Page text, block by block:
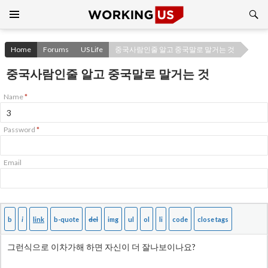
CONTENT
Home Forums US Life 중국사람인줄 알고 중국말로 말거는 것
중국사람인줄 알고 중국말로 말거는 것
Name*
Password *
Email